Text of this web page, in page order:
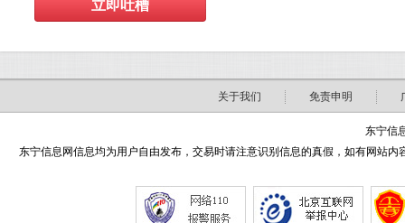
关于我们 免责申明
东宁信
东宁信息网信息均为用户自由发布，交易时请注意识别信息的真假，如有网站内